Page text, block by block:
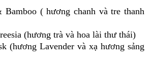
Bamboo ( hương chanh và tre thanh
(hương trà và hoa lài thư thái)
(hương Lavender và xạ hương sảng